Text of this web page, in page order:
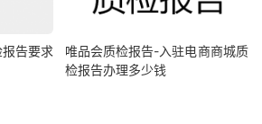
告要求
唯品会质检报告-入驻电商商城质
检报告办理多少钱